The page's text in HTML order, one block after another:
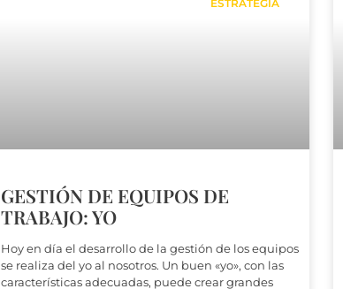
ESTRATEGIA
GESTIÓN DE EQUIPOS DE
TRABAJO: YO
Hoy en día el desarrollo de la gestión de los equipos
se realiza del yo al nosotros. Un buen «yo», con las
características adecuadas, puede crear grandes